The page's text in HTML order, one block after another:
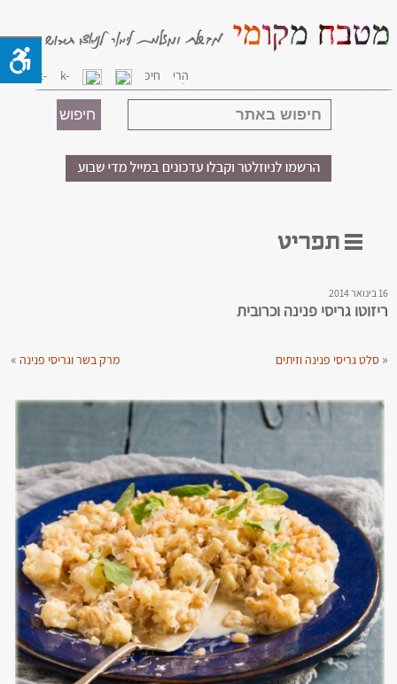
16 בינואר 2014
ריזוטו גריסי פנינה וכרובית
« סלט גריסי פנינה וזיתים מרק בשר וגריסי פנינה»